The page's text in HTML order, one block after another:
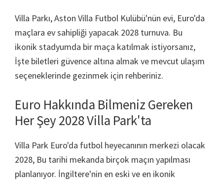
Londra,
Manchester,
Cardiff,
Villa
Parkı
Villa Parkı, Aston Villa Futbol Kulübü'nün evi, Euro'da
maçlara ev sahipliği yapacak 2028 turnuva. Bu
ikonik stadyumda bir maça katılmak istiyorsanız,
İşte biletleri güvence altına almak ve mevcut ulaşım
seçeneklerinde gezinmek için rehberiniz.
Euro Hakkında Bilmeniz Gereken
Her Şey 2028 Villa Park'ta
Villa Park Euro'da futbol heyecanının merkezi olacak
2028, Bu tarihi mekanda birçok maçın yapılması
planlanıyor. İngiltere'nin en eski ve en ikonik